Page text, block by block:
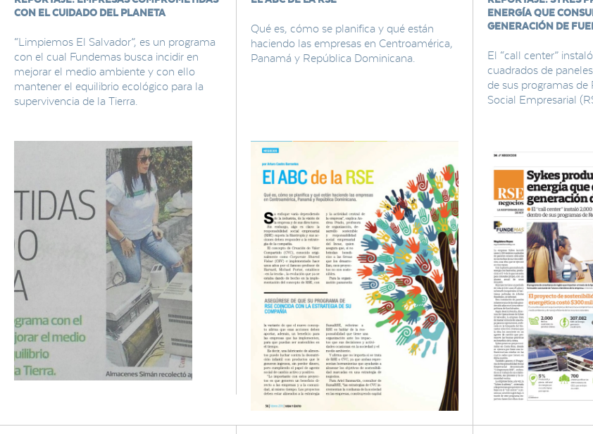
CON EL CUIDADO DEL PLANETA
“Limpiemos El Salvador”, es un programa
con el cual Fundemas busca incidir en
mejorar el medio ambiente y con ello
mantener el equilibrio ecológico para la
supervivencia de la Tierra.
Qué es, cómo se planifica y qué están
haciendo las empresas en Centroamérica,
Panamá y República Dominicana.
ENERGÍA QUE
GENERACIÓN DE
El “call center”
cuadrados de
de sus programas de
Social Empresarial